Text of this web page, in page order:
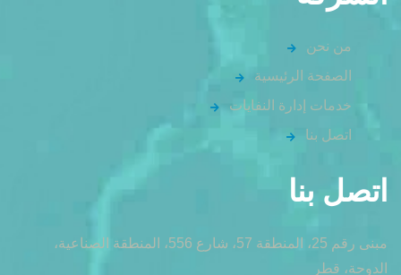
من نحن
الصفحة الرئيسية
خدمات إدارة النفايات
اتصل بنا
اتصل بنا
مبنى رقم 25، المنطقة 57، شارع 556، المنطقة الصناعية،
الدوحة، قطر